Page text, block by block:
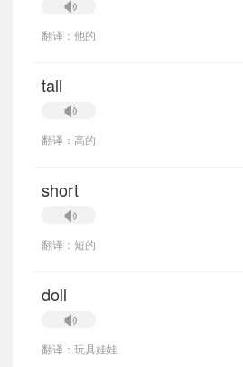
翻译：他的
tall
翻译：高的
short
翻译：短的
doll
翻译：玩具娃娃